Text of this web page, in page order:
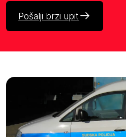
Pošalji brzi upit